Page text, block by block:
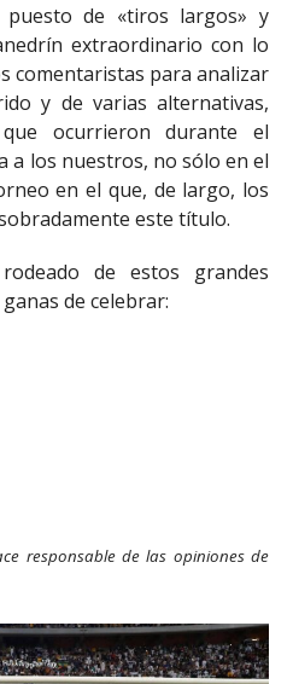
de «tiros largos» y
extraordinario con lo
comentaristas para analizar
y de varias alternativas,
ocurrieron durante el
a los nuestros, no sólo en el
en el que, de largo, los
este título.
de estos grandes
de celebrar:
responsable de las opiniones de